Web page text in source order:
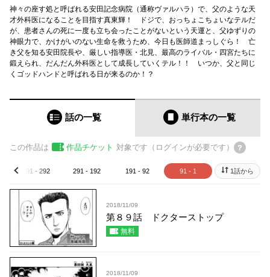
神々の座す処と呼ばれる安田記念病院（通称ヴァルハラ）で、父のような天
才外科医になることを目指す真東輝！ ドジで、おっちょこちょいなテルだ
が、患者さんの死に一度も立ち会ったことがないという天運と、父ゆずりの
神眼力で、かけがいのない生命を救うため、今日も医師道まっしぐら！ 亡
き父を知る安田院長や、厳しい指導医・北見、最高のライバル・四宮たちに
鍛えられ、だんだん外科医として成長していくテル！！ いつか、父と同じ
くゴッドハンドと呼ばれる日が来るのか！？
話の一覧 単行本の一覧
この作品は 作品チケット 対象です（ログインが必要です）
391 - 292 291 - 192 191 - 92 91 - 1
prev 1話から
2018/11/09
第８９話 ドクターストップ
無料
2018/11/09